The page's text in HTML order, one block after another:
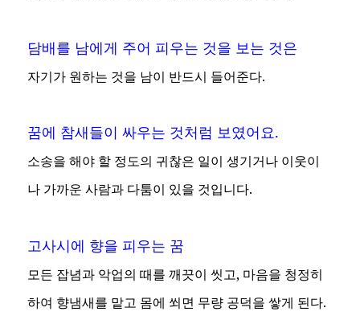
담배를 남에게 주어 피우는 것을 보는 것은
자기가 원하는 것을 남이 반드시 들어준다.
꿈에 참새들이 싸우는 것처럼 보였어요.
소송을 해야 할 정도의 귀찮은 일이 생기거나 이웃이
나 가까운 사람과 다툼이 있을 것입니다.
고사시에 향을 피우는 꿈
모든 잡념과 악업의 때를 깨끗이 씻고, 마음을 청정히
하여 향냄새를 맡고 몸에 쐬면 무량 공덕을 쌓게 된다.